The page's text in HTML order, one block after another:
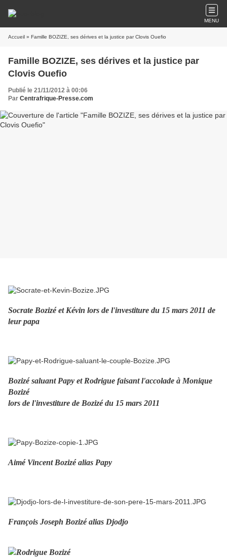
MENU
Accueil » Famille BOZIZE, ses dérives et la justice par Clovis Ouefio
Famille BOZIZE, ses dérives et la justice par
Clovis Ouefio
Publié le 21/11/2012 à 00:06
Par Centrafrique-Presse.com
Socrate Bozizé et Kévin lors de l'investiture du 15 mars 2011 de
leur papa
Bozizé saluant Papy et Rodrigue faisant l'accolade à Monique
Bozizé
lors de l'investiture de Bozizé du 15 mars 2011
Aimé Vincent Bozizé alias Papy
François Joseph Bozizé alias Djodjo